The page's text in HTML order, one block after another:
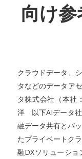
向け
クラウドデータ、
タなどのデータア
タ株式会社（本
洋 以下AIデータ社
融データ共有とバ
たプライベートク
融DXソリューショ